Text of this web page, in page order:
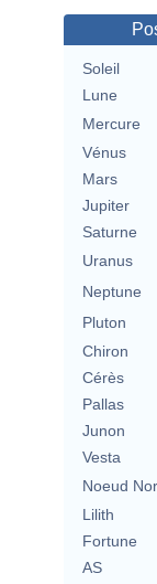
Soleil
Lune
Mercure
Vénus
Mars
Jupiter
Saturne
Uranus
Neptune
Pluton
Chiron
Cérès
Pallas
Junon
Vesta
Noeud
Lilith
Fortune
AS